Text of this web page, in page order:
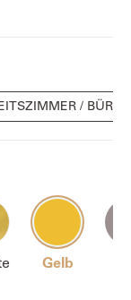
/ BÜRO
Gelb